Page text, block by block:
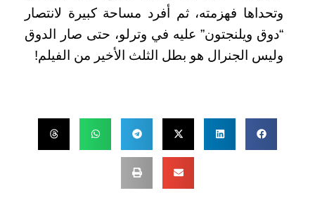
وتحداها فهزمته، ثم أفرد مساحة كبيرة لانتصار
“دوق ويلنجتون” عليه في وترلو، حتى صار الدوق
وليس الجنرال هو بطل الثلث الأخير من الفيلم!